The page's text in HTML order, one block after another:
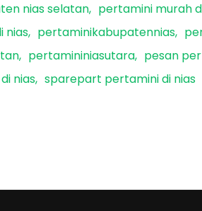
nias selatan
pertamini murah
nias
pertaminikabupatennias
pertamininiasutara
pesan
nias sparepart pertamini di nias